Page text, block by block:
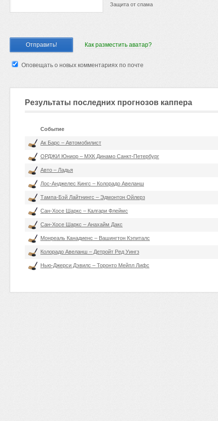
Защита от спама
Как разместить аватар?
Оповещать о новых комментариях по почте
Результаты последних прогнозов каппера
Событие
Ак Барс – Автомобилист
ОРДЖИ Юниор – МХК Динамо Санкт-Петербург
Авто – Ладья
Лос-Анджелес Кингс – Колорадо Авеланш
Тампа-Бэй Лайтнингс – Эдмонтон Ойлерз
Сан-Хосе Шаркс – Калгари Флеймс
Сан-Хосе Шаркс – Анахайм Дакс
Монреаль Канадиенс – Вашингтон Кэпиталс
Колорадо Авеланш – Детройт Ред Уингз
Нью-Джерси Дэвилс – Торонто Мейпл Лифс